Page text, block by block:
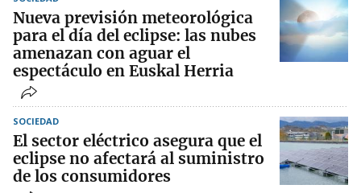
Nueva previsión meteorológica
para el día del eclipse: las nubes
amenazan con aguar el
espectáculo en Euskal Herria
SOCIEDAD
El sector eléctrico asegura que el
eclipse no afectará al suministro
de los consumidores